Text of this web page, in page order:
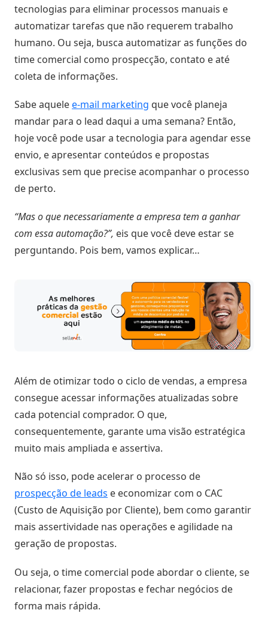
Atividades
e
Negociações
Agenda
Prospecção
de
Leads
Visitas
Inteligência
Relatórios
de
Desempenho
Geointeligência
Comportamento
de
Compra
Destaques
e
Lançamentos
Inteligência
Data
tecnologias para eliminar processos manuais e
automatizar tarefas que não requerem trabalho
humano. Ou seja, busca automatizar as funções do
time comercial como prospecção, contato e até
coleta de informações.
Sabe aquelee-mail marketing que você planeja
mandar para o lead daqui a uma semana? Então,
hoje você pode usar a tecnologia para agendar esse
envio, e apresentar conteúdos e propostas
exclusivas sem que precise acompanhar o processo
de perto.
“Mas o que necessariamente a empresa tem a ganhar
com essa automação?”, eis que você deve estar se
perguntando. Pois bem, vamos explicar…
Além de otimizar todo o ciclo de vendas, a empresa
consegue acessar informações atualizadas sobre
cada potencial comprador. O que,
consequentemente, garante uma visão estratégica
muito mais ampliada e assertiva.
Não só isso, pode acelerar o processo de
prospecção de leads e economizar com o CAC
(Custo de Aquisição por Cliente), bem como garantir
mais assertividade nas operações e agilidade na
geração de propostas.
Ou seja, o time comercial pode abordar o cliente, se
relacionar, fazer propostas e fechar negócios de
forma mais rápida.